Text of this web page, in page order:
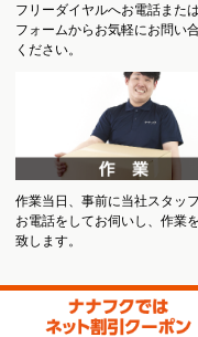
フリーダイヤルへお電話また
フォームからお気軽にお問い
ください。
作業当日、事前に当社スタッ
お電話をしてお伺いし、作業
致します。